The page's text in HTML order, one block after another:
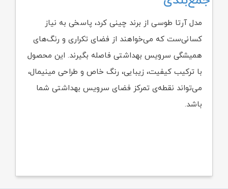
مدل آرتا طوسی از برند چینی کرد، پاسخی به نیاز
کسانی‌ست که می‌خواهند از فضای تکراری و رنگ‌های
همیشگی سرویس بهداشتی فاصله بگیرند. این محصول
با ترکیب کیفیت، زیبایی، رنگ خاص و طراحی مینیمال،
می‌تواند نقطه‌ی تمرکز فضای سرویس بهداشتی شما
باشد.